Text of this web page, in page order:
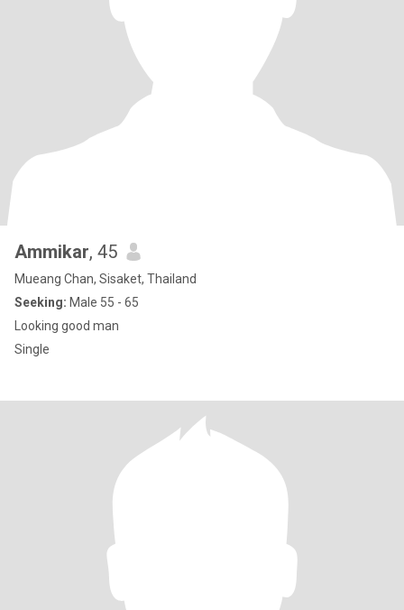
Ammikar, 45
Mueang Chan, Sisaket, Thailand
Seeking: Male 55 - 65
Looking good man
Single